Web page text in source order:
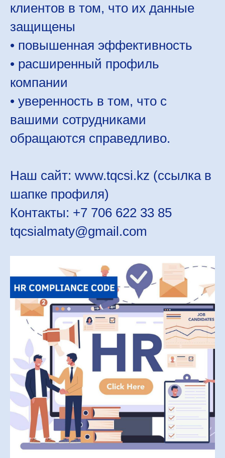
клиентов в том, что их данные
защищены
• повышенная эффективность
• расширенный профиль
компании
• уверенность в том, что с
вашими сотрудниками
обращаются справедливо.
Наш сайт: www.tqcsi.kz (ссылка в
шапке профиля)
Контакты: +7 706 622 33 85
tqcsialmaty@gmail.com